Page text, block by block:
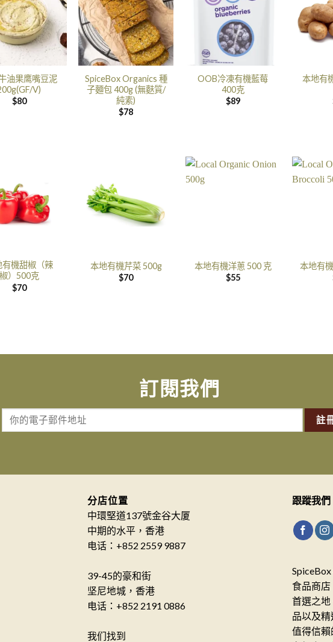
油果鹰嘴豆泥
V)
$80
SpiceBox Organics 種
子麵包 400g (無麩質/
純素)
$78
OOB冷凍有機藍莓
400克
$89
本地有
有機甜椒（辣
椒）500克
$70
本地有機芹菜 500g
$70
本地有機洋蔥 500 克
$55
本地有
訂閱我們
分店位置
中環堅道137號金谷大厦
中期的水平，香港
电话：+852 2559 9887
39-45的豪和街
坚尼地城，香港
电话：+852 2191 0886
我们找到
跟蹤我們
食品商
首選之
品以及
值得信